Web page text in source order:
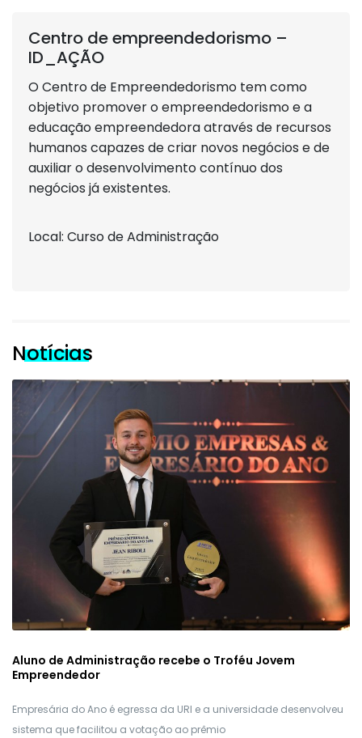
Centro de empreendedorismo –
ID_AÇÃO
O Centro de Empreendedorismo tem como
objetivo promover o empreendedorismo e a
educação empreendedora através de recursos
humanos capazes de criar novos negócios e de
auxiliar o desenvolvimento contínuo dos
negócios já existentes.
Local: Curso de Administração
Notícias
Aluno de Administração recebe o Troféu Jovem
Empreendedor
Empresária do Ano é egressa da URI e a universidade desenvolveu
sistema que facilitou a votação ao prêmio